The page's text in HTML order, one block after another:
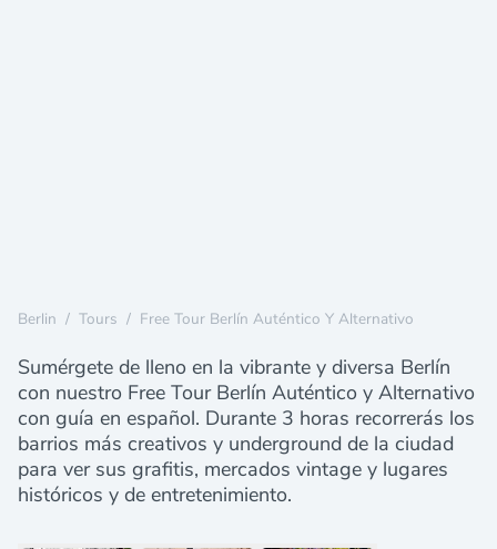
Berlin / Tours / Free Tour Berlín Auténtico Y Alternativo
Sumérgete de lleno en la vibrante y diversa Berlín
con nuestro Free Tour Berlín Auténtico y Alternativo
con guía en español. Durante 3 horas recorrerás los
barrios más creativos y underground de la ciudad
para ver sus grafitis, mercados vintage y lugares
históricos y de entretenimiento.